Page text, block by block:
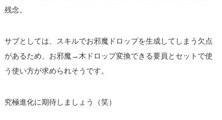
残念。
サブとしては、スキルでお邪魔ドロップを生成してしまう欠点
があるため、お邪魔→木ドロップ変換できる要員とセットで使
う使い方が求められそうです。
究極進化に期待しましょう（笑）